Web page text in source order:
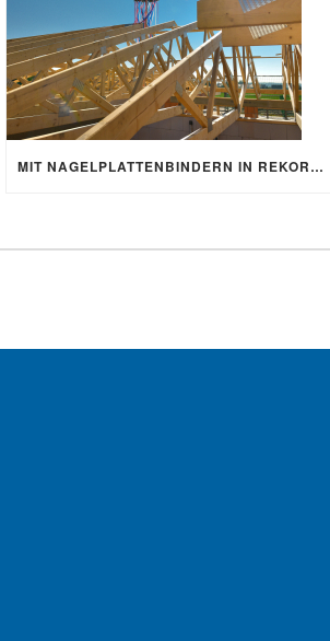
MIT NAGELPLATTENBINDERN IN REKORDZEIT ZUM RICHTFEST